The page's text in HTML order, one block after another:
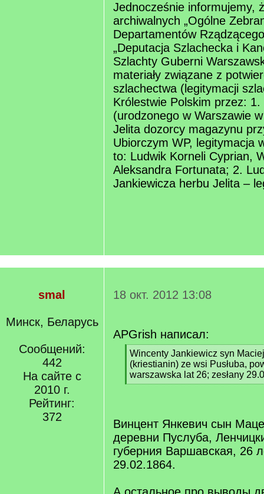
Jednocześnie informujemy,
archiwalnych „Ogólne
Departamentów
„Deputacja Szlachecka i
Szlachty Guberni
materiały związane z
szlachectwa (legitymacji
Królestwie Polskim przez:
(urodzonego w Warszawie
Jelita dozorcy magazynu
Ubiorczym WP, legitymacja
to: Ludwik Korneli Cyprian,
Aleksandra Fortunata; 2.
Jankiewicza herbu Jelita –
smal
Минск, Беларусь
Сообщений:
442
На сайте с
2010 г.
Рейтинг:
372
18 окт. 2012 13:08
APGrish написал:
[
q
]
Wincenty Jankiewicz syn
(kriestianin) ze wsi Pusłuba,
warszawska lat 26; zesłany
[
Винцент Янкевич сын
деревни Пуслуба,
губерния Варшавская, 26
29.02.1864.